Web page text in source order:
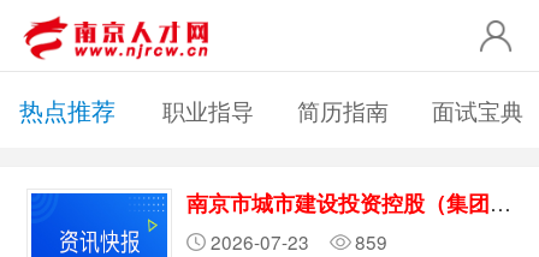
热点推荐 职业指导 简历指南 面试宝典
南京市城市建设投资控股（集团）有限责任公司2026年招聘简章
2026-07-23
859